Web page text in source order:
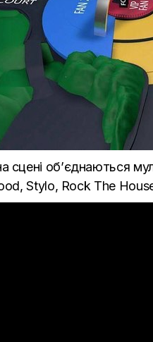
об’єднаються
Stylo, Rock The House